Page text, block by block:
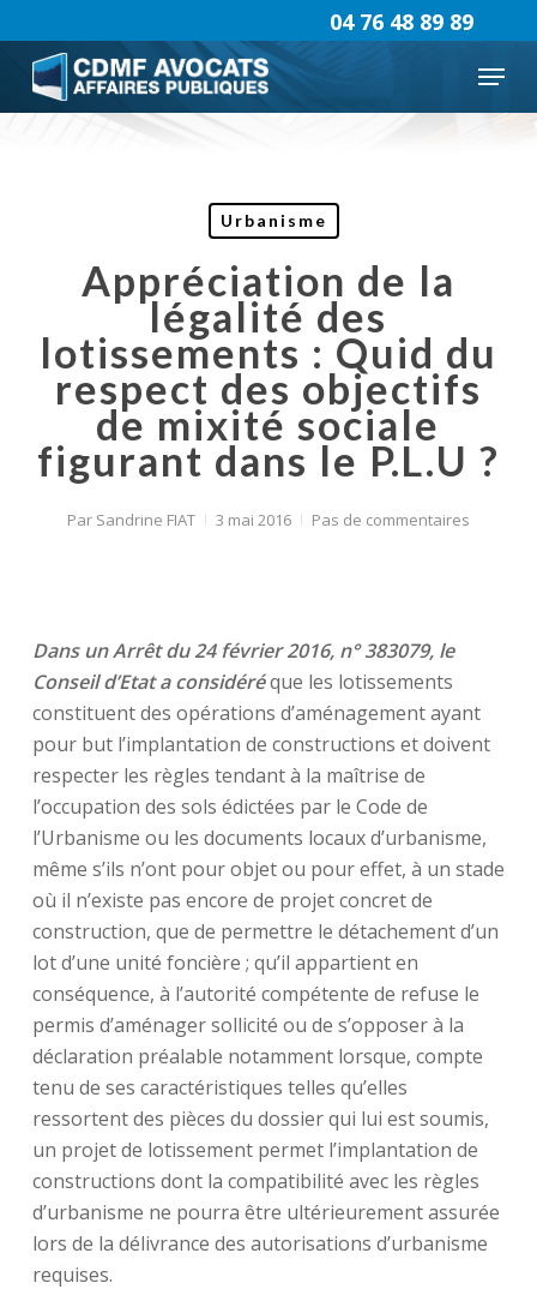
to
main
content
Menu
04 76 48 89 89
Urbanisme
Appréciation de la
légalité des
lotissements : Quid du
respect des objectifs
de mixité sociale
figurant dans le P.L.U ?
ParSandrine FIAT 3 mai 2016 Pas de commentaires
Dans un Arrêt du 24 février 2016, n° 383079, le
Conseil d’Etat a considéréque les lotissements
constituent des opérations d’aménagement ayant
pour but l’implantation de constructions et doivent
respecter les règles tendant à la maîtrise de
l’occupation des sols édictées par le Code de
l’Urbanisme ou les documents locaux d’urbanisme,
même s’ils n’ont pour objet ou pour effet, à un stade
où il n’existe pas encore de projet concret de
construction, que de permettre le détachement d’un
lot d’une unité foncière ; qu’il appartient en
conséquence, à l’autorité compétente de refuse le
permis d’aménager sollicité ou de s’opposer à la
déclaration préalable notamment lorsque, compte
tenu de ses caractéristiques telles qu’elles
ressortent des pièces du dossier qui lui est soumis,
un projet de lotissement permet l’implantation de
constructions dont la compatibilité avec les règles
d’urbanisme ne pourra être ultérieurement assurée
lors de la délivrance des autorisations d’urbanisme
requises.